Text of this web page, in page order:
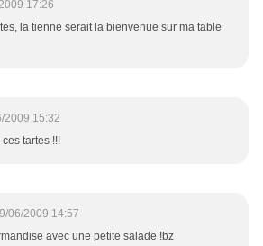
17:26
la tienne serait la bienvenue sur ma table
2009 15:32
tartes !!!
06/2009 14:57
avec une petite salade !bz